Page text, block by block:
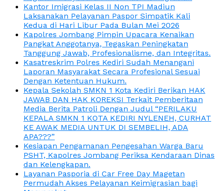
Kantor Imigrasi Kelas II Non TPI Madiun
Laksanakan Pelayanan Paspor Simpatik Kali
Kedua di Hari Libur Pada Bulan Mei 2026
Kapolres Jombang Pimpin Upacara Kenaikan
Pangkat Anggotanya, Tegaskan Peningkatan
Tanggung Jawab, Profesionalisme, dan Integritas.
Kasatreskrim Polres Kediri Sudah Menangani
Laporan Masyarakat Secara Profesional Sesuai
Dengan Ketentuan Hukum.
Kepala Sekolah SMKN 1 Kota Kediri Berikan HAK
JAWAB DAN HAK KOREKSI Terkait Pemberitaan
Media Berita Patroli Dengan Judul “PERILAKU
KEPALA SMKN 1 KOTA KEDIRI NYLENEH, CURHAT
KE AWAK MEDIA UNTUK DI SEMBELIH, ADA
APA???”
Kesiapan Pengamanan Pengesahan Warga Baru
PSHT, Kapolres Jombang Periksa Kendaraan Dinas
dan Kelengkapan.
Layanan Pasporia di Car Free Day Magetan
Permudah Akses Pelayanan Keimigrasian bagi